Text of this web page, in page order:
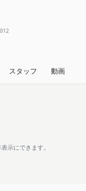
スタッフ 動画
示にできます。